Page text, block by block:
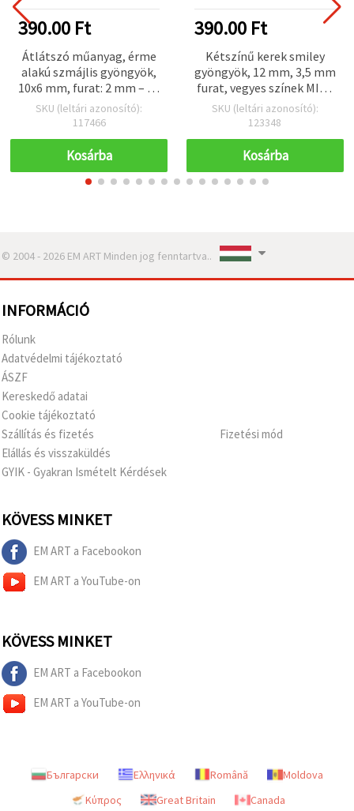
390.00 Ft
Átlátszó műanyag, érme
alakú szmájlis gyöngyök,
10x6 mm, furat: 2 mm – 20
g (~60 db)
SKU (leltári azonosító):
117466
Kosárba
390.00 Ft
Kétszínű kerek smiley
gyöngyök, 12 mm, 3,5 mm
furat, vegyes színek MIX -
20 g (~22 db)
SKU (leltári azonosító):
123348
Kosárba
© 2004 - 2026 EM ART Minden jog fenntartva..
INFORMÁCIÓ
Rólunk
Adatvédelmi tájékoztató
ÁSZF
Kereskedő adatai
Cookie tájékoztató
Szállítás és fizetés
Elállás és visszaküldés
GYIK - Gyakran Ismételt Kérdések
Fizetési mód
KÖVESS MINKET
EM ART a Facebookon
EM ART a YouTube-on
KÖVESS MINKET
EM ART a Facebookon
EM ART a YouTube-on
Български Ελληνικά Română
Moldova
Κύπρος
Great Britain Canada